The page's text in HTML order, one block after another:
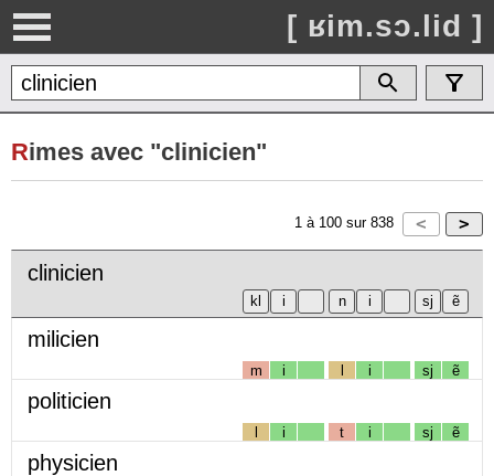
[ ʁim.sɔ.lid ]
Rimes avec "clinicien"
1 à 100 sur 838
clinicien
milicien
m i l i sj ẽ
politicien
l i t i sj ẽ
physicien